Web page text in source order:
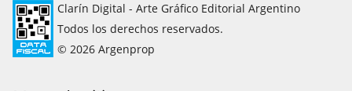
Clarín Digital - Arte Gráfico Editorial Argentino
Todos los derechos reservados.
© 2026 Argenprop